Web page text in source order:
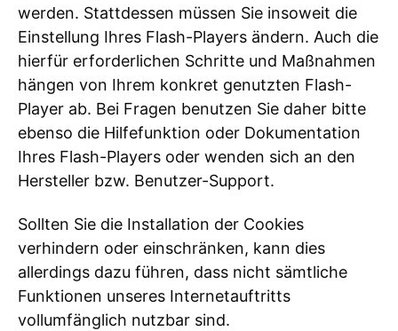
werden. Stattdessen müssen Sie insoweit die
Einstellung Ihres Flash-Players ändern. Auch die
hierfür erforderlichen Schritte und Maßnahmen
hängen von Ihrem konkret genutzten Flash-
Player ab. Bei Fragen benutzen Sie daher bitte
ebenso die Hilfefunktion oder Dokumentation
Ihres Flash-Players oder wenden sich an den
Hersteller bzw. Benutzer-Support.
Sollten Sie die Installation der Cookies
verhindern oder einschränken, kann dies
allerdings dazu führen, dass nicht sämtliche
Funktionen unseres Internetauftritts
vollumfänglich nutzbar sind.